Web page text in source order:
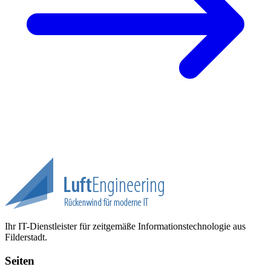
Ihr IT-Dienstleister für zeitgemäße Informationstechnologie aus
Filderstadt.
Seiten